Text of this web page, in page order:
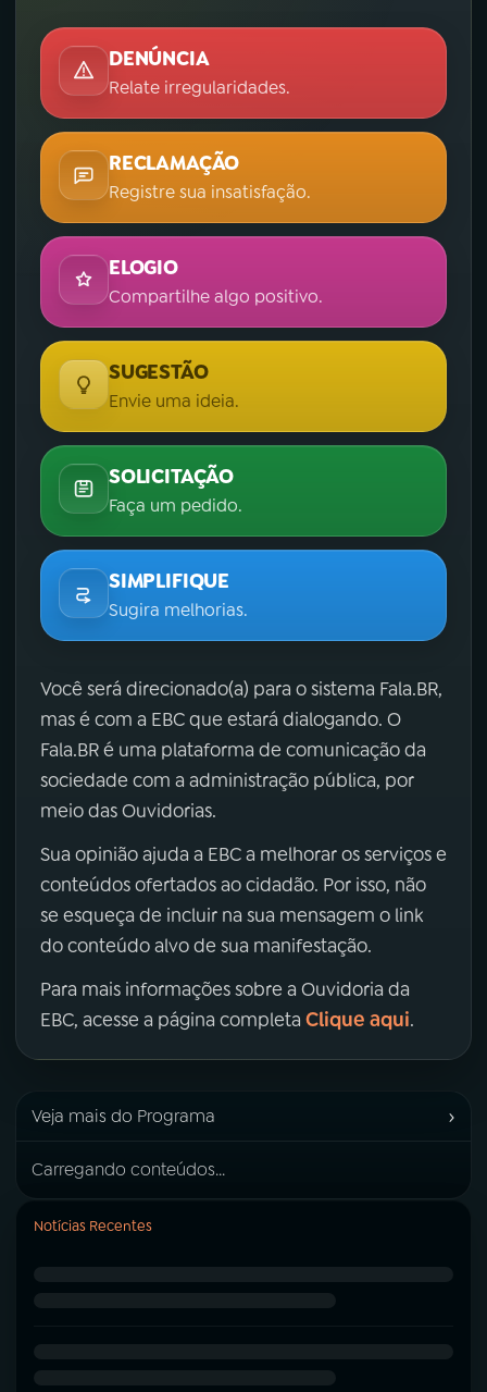
DENÚNCIA
Relate irregularidades.
RECLAMAÇÃO
Registre sua insatisfação.
ELOGIO
Compartilhe algo positivo.
SUGESTÃO
Envie uma ideia.
SOLICITAÇÃO
Faça um pedido.
SIMPLIFIQUE
Sugira melhorias.
Você será direcionado(a) para o sistema Fala.BR,
mas é com a EBC que estará dialogando. O
Fala.BR é uma plataforma de comunicação da
sociedade com a administração pública, por
meio das Ouvidorias.
Sua opinião ajuda a EBC a melhorar os serviços e
conteúdos ofertados ao cidadão. Por isso, não
se esqueça de incluir na sua mensagem o link
do conteúdo alvo de sua manifestação.
Para mais informações sobre a Ouvidoria da
EBC, acesse a página completa Clique aqui.
Veja mais do Programa ›
Carregando conteúdos...
Notícias Recentes